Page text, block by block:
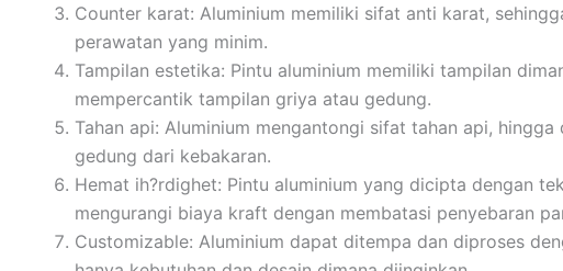
Counter karat: Aluminium memiliki sifat anti karat,
perawatan yang minim.
Tampilan estetika: Pintu aluminium memiliki tampilan
mempercantik tampilan griya atau gedung.
Tahan api: Aluminium mengantongi sifat tahan api,
gedung dari kebakaran.
Hemat ih?rdighet: Pintu aluminium yang dicipta dengan
mengurangi biaya kraft dengan membatasi penyebaran
Customizable: Aluminium dapat ditempa dan diproses